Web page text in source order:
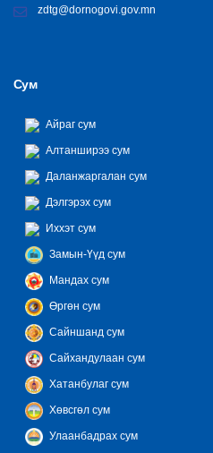
zdtg@dornogovi.gov.mn
Сум
Айраг сум
Алтанширээ сум
Даланжаргалан сум
Дэлгэрэх сум
Иххэт сум
Замын-Үүд сум
Мандах сум
Өргөн сум
Сайншанд сум
Сайхандулаан сум
Хатанбулаг сум
Хөвсгөл сум
Улаанбадрах сум